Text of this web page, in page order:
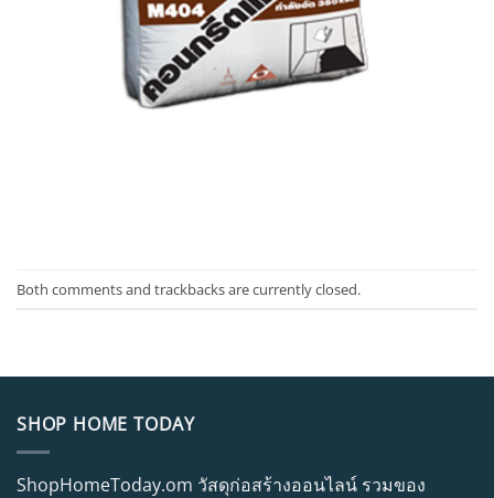
Both comments and trackbacks are currently closed.
SHOP HOME TODAY
ShopHomeToday.om วัสดุก่อสร้างออนไลน์ รวมของ